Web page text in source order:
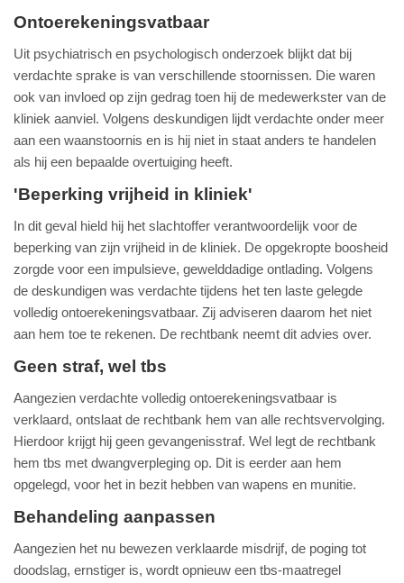
Ontoerekeningsvatbaar
Uit psychiatrisch en psychologisch onderzoek blijkt dat bij
verdachte sprake is van verschillende stoornissen. Die waren
ook van invloed op zijn gedrag toen hij de medewerkster van de
kliniek aanviel. Volgens deskundigen lijdt verdachte onder meer
aan een waanstoornis en is hij niet in staat anders te handelen
als hij een bepaalde overtuiging heeft.
'Beperking vrijheid in kliniek'
In dit geval hield hij het slachtoffer verantwoordelijk voor de
beperking van zijn vrijheid in de kliniek. De opgekropte boosheid
zorgde voor een impulsieve, gewelddadige ontlading. Volgens
de deskundigen was verdachte tijdens het ten laste gelegde
volledig ontoerekeningsvatbaar. Zij adviseren daarom het niet
aan hem toe te rekenen. De rechtbank neemt dit advies over.
Geen straf, wel tbs
Aangezien verdachte volledig ontoerekeningsvatbaar is
verklaard, ontslaat de rechtbank hem van alle rechtsvervolging.
Hierdoor krijgt hij geen gevangenisstraf. Wel legt de rechtbank
hem tbs met dwangverpleging op. Dit is eerder aan hem
opgelegd, voor het in bezit hebben van wapens en munitie.
Behandeling aanpassen
Aangezien het nu bewezen verklaarde misdrijf, de poging tot
doodslag, ernstiger is, wordt opnieuw een tbs-maatregel